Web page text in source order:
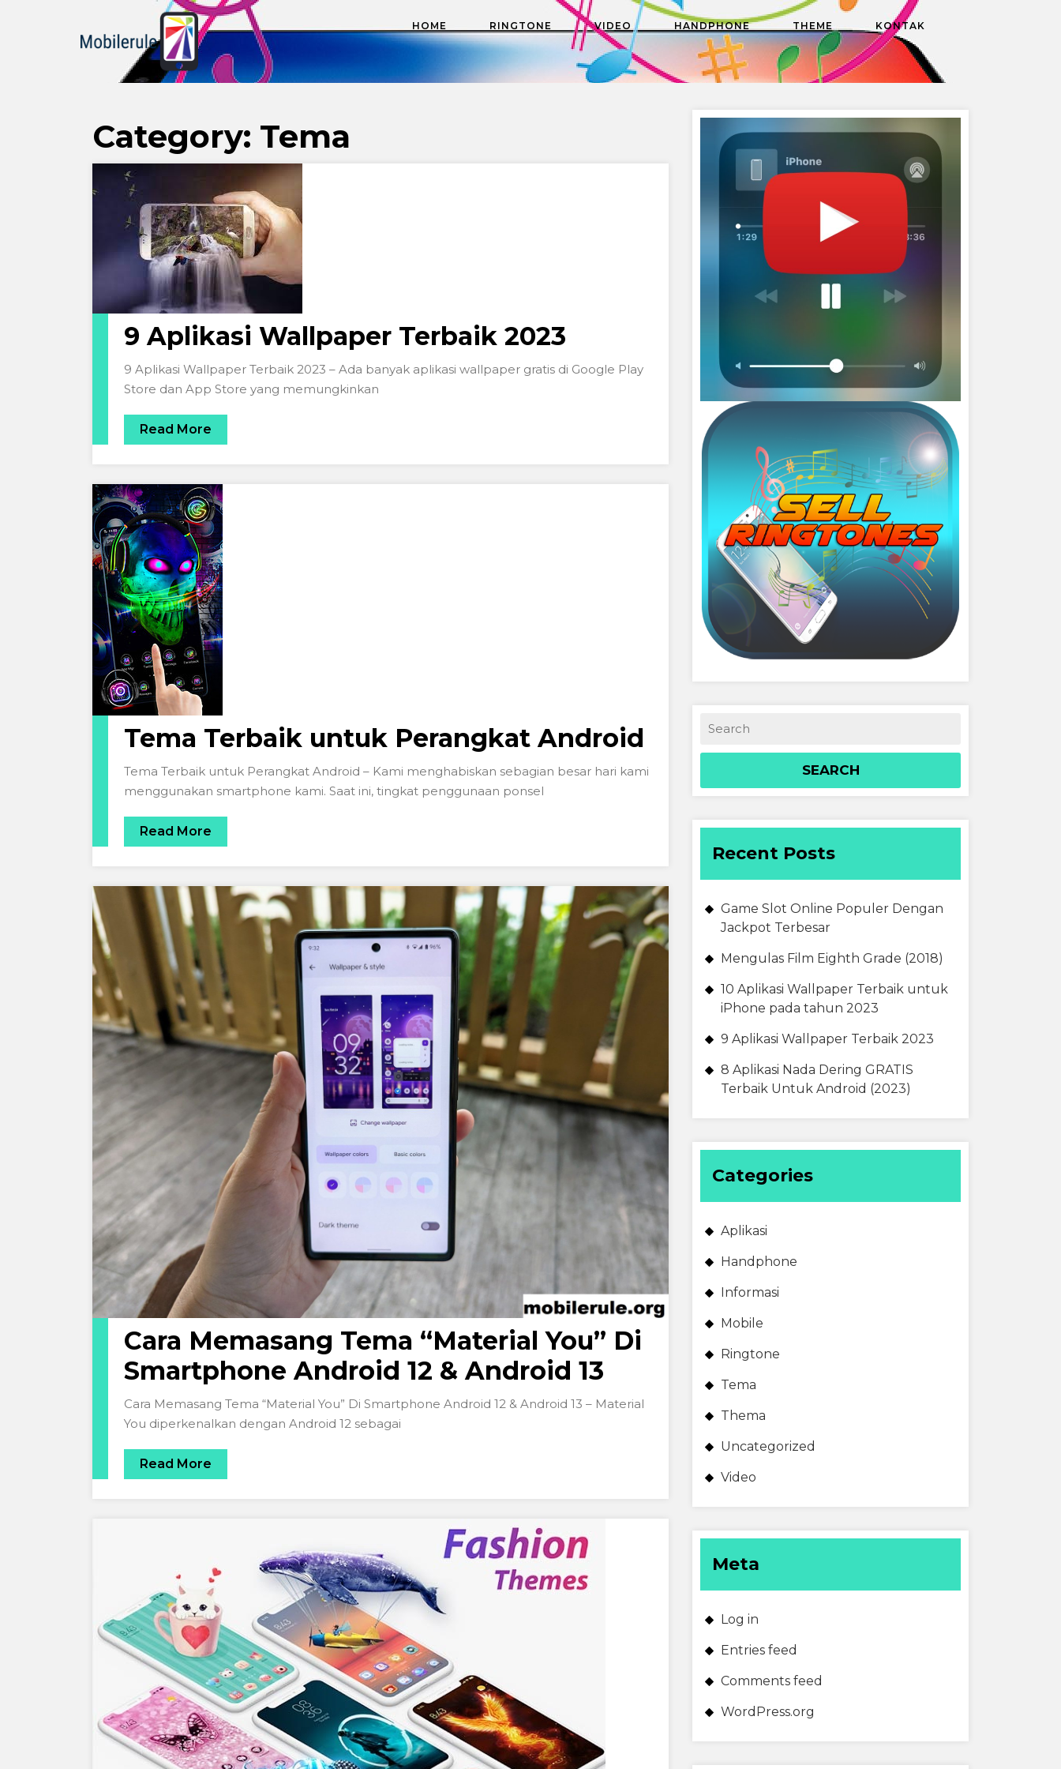
HOME RINGTONE VIDEO HANDPHONE THEME KONTAK
Category: Tema
9 Aplikasi Wallpaper Terbaik 2023
9 Aplikasi Wallpaper Terbaik 2023 – Ada banyak aplikasi wallpaper gratis di Google Play
Store dan App Store yang memungkinkan
Read More
Tema Terbaik untuk Perangkat Android
Tema Terbaik untuk Perangkat Android – Kami menghabiskan sebagian besar hari kami
menggunakan smartphone kami. Saat ini, tingkat penggunaan ponsel
Read More
Cara Memasang Tema “Material You” Di
Smartphone Android 12 & Android 13
Cara Memasang Tema “Material You” Di Smartphone Android 12 & Android 13 – Material
You diperkenalkan dengan Android 12 sebagai
Read More
Recent Posts
Game Slot Online Populer Dengan
Jackpot Terbesar
Mengulas Film Eighth Grade (2018)
10 Aplikasi Wallpaper Terbaik untuk
iPhone pada tahun 2023
9 Aplikasi Wallpaper Terbaik 2023
8 Aplikasi Nada Dering GRATIS
Terbaik Untuk Android (2023)
Categories
Aplikasi
Handphone
Informasi
Mobile
Ringtone
Tema
Thema
Uncategorized
Video
Meta
Log in
Entries feed
Comments feed
WordPress.org